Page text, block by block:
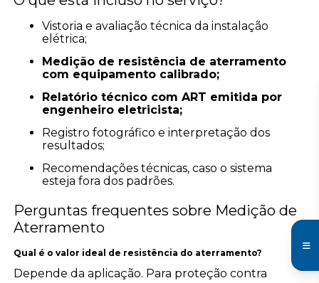
Vistoria e avaliação técnica da instalação
elétrica;
Medição de resistência de aterramento
com equipamento calibrado;
Relatório técnico com ART emitida por
engenheiro eletricista;
Registro fotográfico e interpretação dos
resultados;
Recomendações técnicas, caso o sistema
esteja fora dos padrões.
Perguntas frequentes sobre Medição de
Aterramento
Qual é o valor ideal de resistência do aterramento?
Depende da aplicação. Para proteção contra